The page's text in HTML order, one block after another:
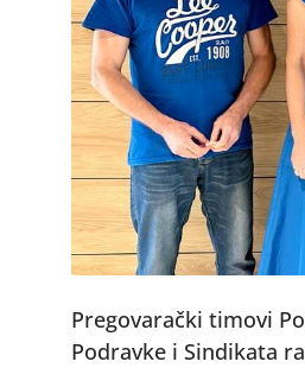
Pregovarački timovi
Podravke i Sindikata